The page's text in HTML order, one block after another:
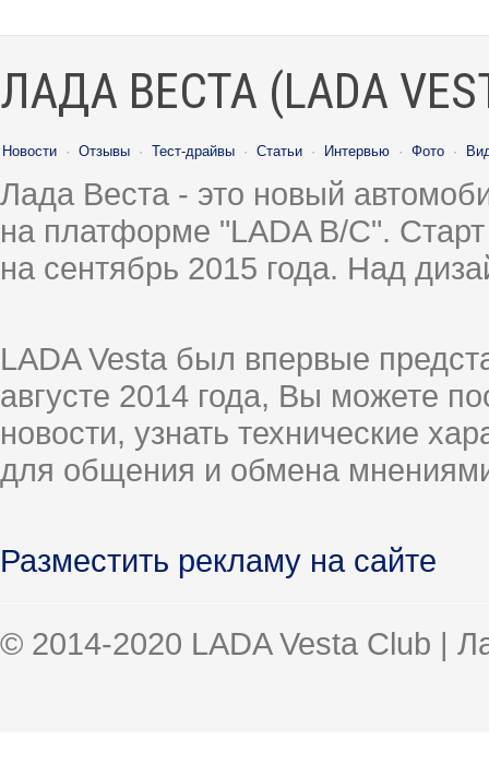
ЛАДА ВЕСТА (LADA
Новости · Отзывы · Тест-драйвы · Статьи · Интервью · Фото ·
Лада Веста - это новый
на платформе "LADA B/C".
на сентябрь 2015 года. Над
LADA Vesta был впервые
августе 2014 года, Вы можете
новости, узнать технические
для общения и обмена
Разместить рекламу на сайте
© 2014-2020 LADA Vesta Club |